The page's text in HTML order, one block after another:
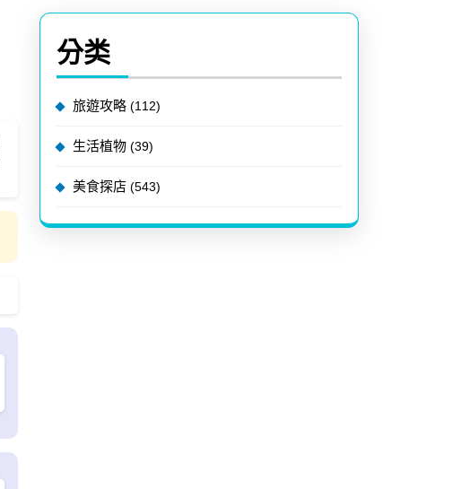
分类
旅遊攻略 (112)
生活植物 (39)
美食探店 (543)